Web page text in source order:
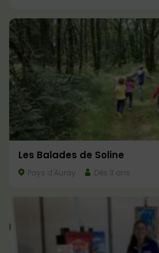
Les Balades de Soline
Pays d'Auray Dès 3 ans